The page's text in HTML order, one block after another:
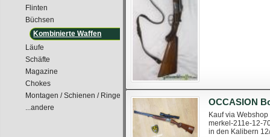
Kauf via
merkel-211e-12-
in den Kalibern
Flinten
Büchsen
Kombinierte Waffen
Läufe
Schäfte
Magazine
Chokes
Montagen / Schienen / Ringe
...andere